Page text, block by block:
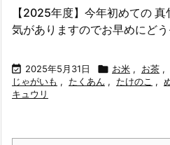
【2025年度】今年初めての
気がありますのでお早めにどう
 2025年5月31日  お米 , お茶 ,
じゃがいも , たくあん , たけのこ ,
キュウリ